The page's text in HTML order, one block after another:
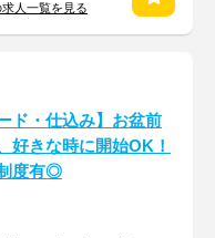
人一覧を見る
ド・仕込み】お盆前
好きな時に開始OK！
度有◎